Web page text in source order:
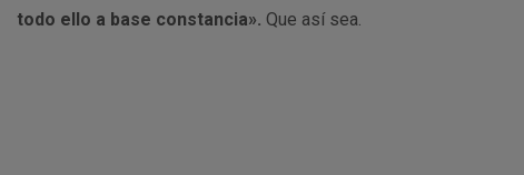
todo ello a base constancia». Que así sea.